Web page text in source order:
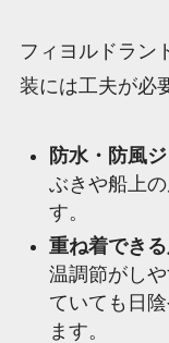
フィヨルドラン
装には工夫が必
防水・防風
ぶきや船上
す。
重ね着でき
温調節がし
ていても日
ます。